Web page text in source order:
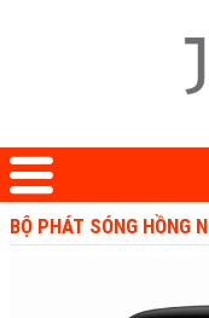
BỘ PHÁT SÓNG HỒNG